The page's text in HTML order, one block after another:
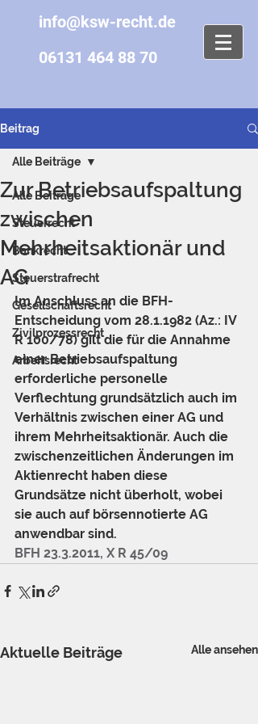
info@ksw-recht.de
06131 464 88 70
Beitrag
Alle Beiträge
Steuerrecht
Bankrecht
Steuerstrafrecht
Gesellschaftsrecht
Zivilprozessrecht
Arbeitsrecht
Alle Beiträge
Zur Betriebsaufspaltung
zwischen
Mehrheitsaktionär und
AG
Im Anschluss an die BFH-
Entscheidung vom 28.1.1982 (Az.: IV
R 100/78) gilt die für die Annahme
einer Betriebsaufspaltung
erforderliche personelle
Verflechtung grundsätzlich auch im
Verhältnis zwischen einer AG und
ihrem Mehrheitsaktionär. Auch die
zwischenzeitlichen Änderungen im
Aktienrecht haben diese
Grundsätze nicht überholt, wobei
sie auch auf börsennotierte AG
anwendbar sind.
BFH 23.3.2011, X R 45/09
Aktuelle Beiträge Alle ansehen